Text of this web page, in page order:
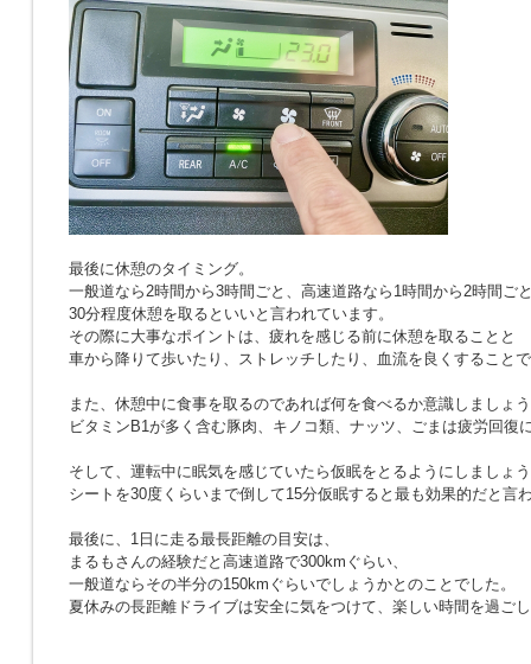
最後に休憩のタイミング。
一般道なら2時間から3時間ごと、高速道路なら1時間から2時間ご
30分程度休憩を取るといいと言われています。
その際に大事なポイントは、疲れを感じる前に休憩を取ることと
車から降りて歩いたり、ストレッチしたり、血流を良くすること
また、休憩中に食事を取るのであれば何を食べるか意識しましょ
ビタミンB1が多く含む豚肉、キノコ類、ナッツ、ごまは疲労回復
そして、運転中に眠気を感じていたら仮眠をとるようにしましょ
シートを30度くらいまで倒して15分仮眠すると最も効果的だと言
最後に、1日に走る最長距離の目安は、
まるもさんの経験だと高速道路で300kmぐらい、
一般道ならその半分の150kmぐらいでしょうかとのことでした。
夏休みの長距離ドライブは安全に気をつけて、楽しい時間を過ご